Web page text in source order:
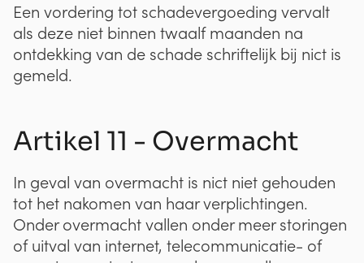
Een vordering tot schadevergoeding vervalt
als deze niet binnen twaalf maanden na
ontdekking van de schade schriftelijk bij nict is
gemeld.
Artikel 11 - Overmacht
In geval van overmacht is nict niet gehouden
tot het nakomen van haar verplichtingen.
Onder overmacht vallen onder meer storingen
of uitval van internet, telecommunicatie- of